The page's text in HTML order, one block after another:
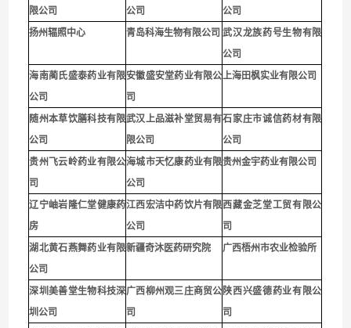
限公司
公司
公司
扬州辐照中心
青岛科海生物有限公司 武汉龙族药号生物有限
公司
海南蔺氏盛泰药业有限
公司
安徽盛安堂药业有限公
司
上海田枫实业有限公司
随州本草饮膳科技有限
公司
武汉上品滋补堂贸易有
限公司
石家庄市诚信药材有限
公司
贵州飞云岭药业有限公
司
海城市天忆康药业有限
公司
贵州金宇药业有限公司
辽宁岫岩隆仁堂健康药
房
江西宏洁中药饮片有限
公司
西藏金芝堂工贸有限公
司
湖北黄石燕舞药业有限
公司
新疆奇沐医药研究院 广西梧州市农业检验所
深圳 美善堂生物科技深
圳公司
广西柳州观三庄商贸公
司
陕西兴盛德药业有限公
司